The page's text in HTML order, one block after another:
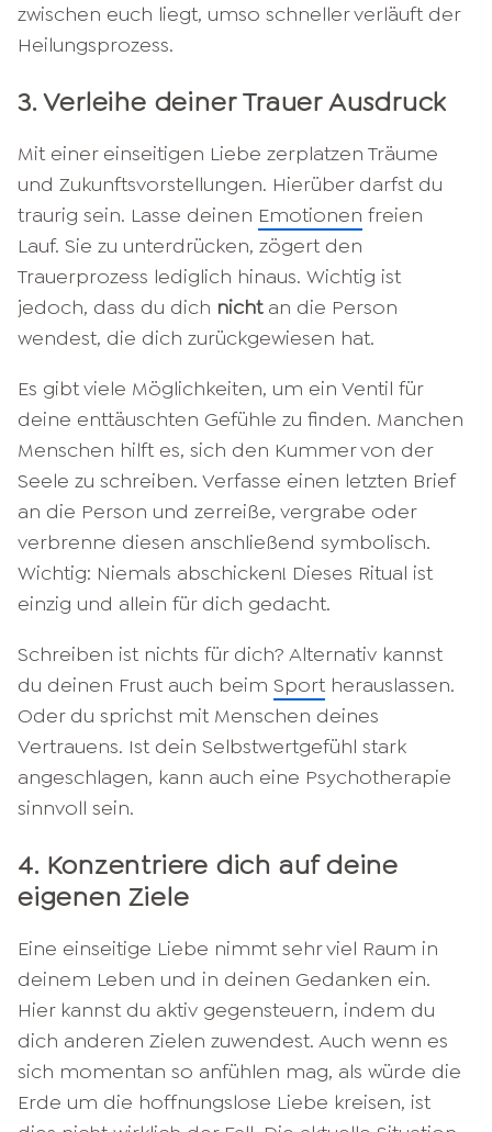
zwischen euch liegt, umso schneller verläuft der
Heilungsprozess.
3. Verleihe deiner Trauer Ausdruck
Mit einer einseitigen Liebe zerplatzen Träume
und Zukunftsvorstellungen. Hierüber darfst du
traurig sein. Lasse deinen Emotionen freien
Lauf. Sie zu unterdrücken, zögert den
Trauerprozess lediglich hinaus. Wichtig ist
jedoch, dass du dich nichtan die Person
wendest, die dich zurückgewiesen hat.
Es gibt viele Möglichkeiten, um ein Ventil für
deine enttäuschten Gefühle zu finden. Manchen
Menschen hilft es, sich den Kummer von der
Seele zu schreiben. Verfasse einen letzten Brief
an die Person und zerreiße, vergrabe oder
verbrenne diesen anschließend symbolisch.
Wichtig: Niemals abschicken! Dieses Ritual ist
einzig und allein für dich gedacht.
Schreiben ist nichts für dich? Alternativ kannst
du deinen Frust auch beim Sport herauslassen.
Oder du sprichst mit Menschen deines
Vertrauens. Ist dein Selbstwertgefühl stark
angeschlagen, kann auch eine Psychotherapie
sinnvoll sein.
4. Konzentriere dich auf deine
eigenen Ziele
Eine einseitige Liebe nimmt sehr viel Raum in
deinem Leben und in deinen Gedanken ein.
Hier kannst du aktiv gegensteuern, indem du
dich anderen Zielen zuwendest. Auch wenn es
sich momentan so anfühlen mag, als würde die
Erde um die hoffnungslose Liebe kreisen, ist